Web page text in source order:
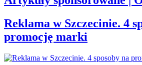
Reklama w Szczecinie. 4
promocję marki